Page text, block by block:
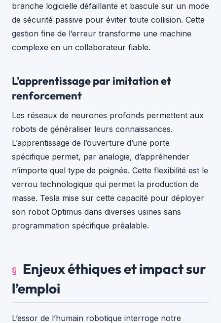
branche logicielle défaillante et bascule sur un mode
de sécurité passive pour éviter toute collision. Cette
gestion fine de l’erreur transforme une machine
complexe en un collaborateur fiable.
L’apprentissage par imitation et
renforcement
Les réseaux de neurones profonds permettent aux
robots de généraliser leurs connaissances.
L’apprentissage de l’ouverture d’une porte
spécifique permet, par analogie, d’appréhender
n’importe quel type de poignée. Cette flexibilité est le
verrou technologique qui permet la production de
masse. Tesla mise sur cette capacité pour déployer
son robot Optimus dans diverses usines sans
programmation spécifique préalable.
Enjeux éthiques et impact sur
l’emploi
L’essor de l’humain robotique interroge notre